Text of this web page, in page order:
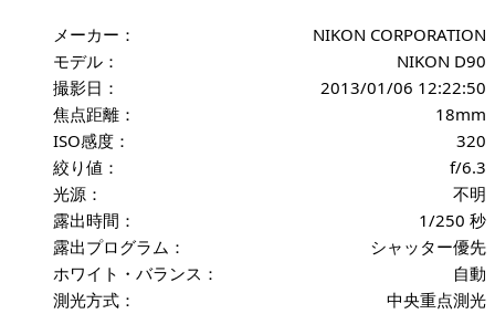
メーカー：
NIKON CORPORATION
モデル：
NIKON D90
撮影日：
2013/01/06 12:22:50
焦点距離：
18mm
ISO感度：
320
絞り値：
f/6.3
光源：
不明
露出時間：
1/250 秒
露出プログラム：
シャッター優先
ホワイト・バランス：
自動
測光方式：
中央重点測光